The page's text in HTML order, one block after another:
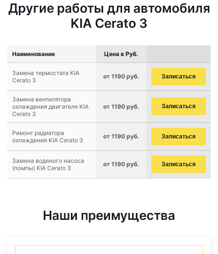
Другие работы для автомобиля
KIA Cerato 3
Наименование Цена в Руб.
Замена термостата KIA
Cerato 3
от 1190 руб. Записаться
Замена вентилятора
охлаждения двигателя KIA
Cerato 3
от 1190 руб. Записаться
Ремонт радиатора
охлаждения KIA Cerato 3
от 1190 руб. Записаться
Замена водяного насоса
(помпы) KIA Cerato 3
от 1190 руб. Записаться
Наши преимущества